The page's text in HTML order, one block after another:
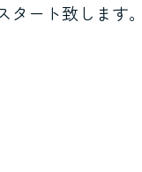
ート致します。